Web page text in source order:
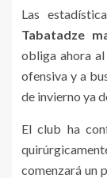
Las
Tabatadze
obliga ahora
ofensiva y a
de invierno ya
El club ha
comenzará un